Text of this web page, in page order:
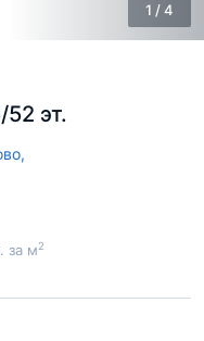
52 эт.
1 /4
за м2